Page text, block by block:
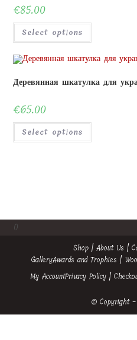
€85.00
Select options
Деревянная шкатулка для
€65.00
Select options
0
Shop About Us
GalleryAwards and Trophies
My AccountPrivacy Policy
© Copyright -